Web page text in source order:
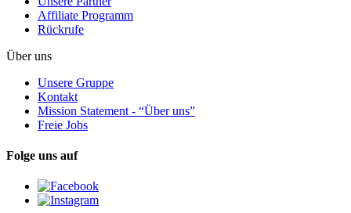
Affiliate Programm
Rückrufe
Über uns
Unsere Gruppe
Kontakt
Mission Statement - “Über uns”
Freie Jobs
Folge uns auf